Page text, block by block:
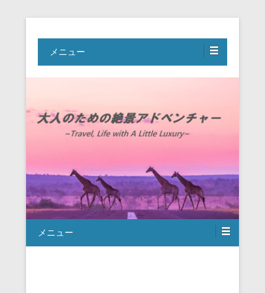
大人のための絶景アドベンチャー
メニュー
メニュー